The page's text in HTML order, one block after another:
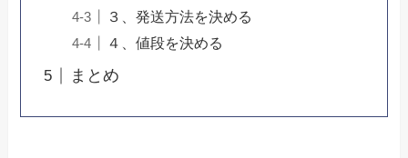
３、発送方法を決める
４、値段を決める
まとめ